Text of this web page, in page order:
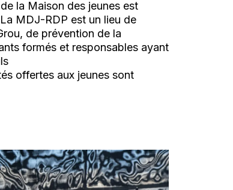
la Maison des jeunes est
MDJ-RDP est un lieu de
de prévention de la
formés et responsables ayant
offertes aux jeunes sont